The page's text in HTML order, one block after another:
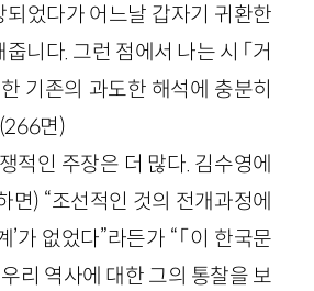
되었다가 어느날 갑자기 귀환한
니다. 그런 점에서 나는 시 「거
기존의 과도한 해석에 충분히
면)
적인 주장은 더 많다. 김수영에
면) “조선적인 것의 전개과정에
’가 없었다”라든가 “「이 한국문
우리 역사에 대한 그의 통찰을 보